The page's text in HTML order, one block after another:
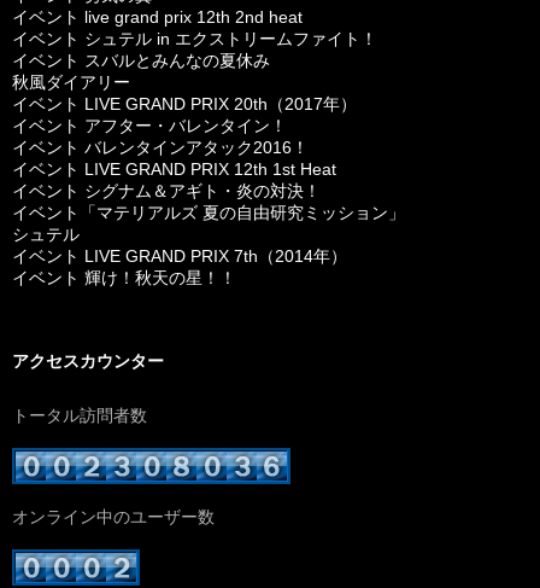
イベント live grand prix 12th 2nd heat
イベント シュテル in エクストリームファイト！
イベント スバルとみんなの夏休み
秋風ダイアリー
イベント LIVE GRAND PRIX 20th（2017年）
イベント アフター・バレンタイン！
イベント バレンタインアタック2016！
イベント LIVE GRAND PRIX 12th 1st Heat
イベント シグナム＆アギト・炎の対決！
イベント「マテリアルズ 夏の自由研究ミッション」
シュテル
イベント LIVE GRAND PRIX 7th（2014年）
イベント 輝け！秋天の星！！
アクセスカウンター
トータル訪問者数
オンライン中のユーザー数